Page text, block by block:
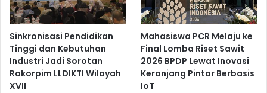
Sinkronisasi Pendidikan
Tinggi dan Kebutuhan
Industri Jadi Sorotan
Rakorpim LLDIKTI Wilayah
XVII
Mahasiswa PCR Melaju ke
Final Lomba Riset Sawit
2026 BPDP Lewat Inovasi
Keranjang Pintar Berbasis
IoT